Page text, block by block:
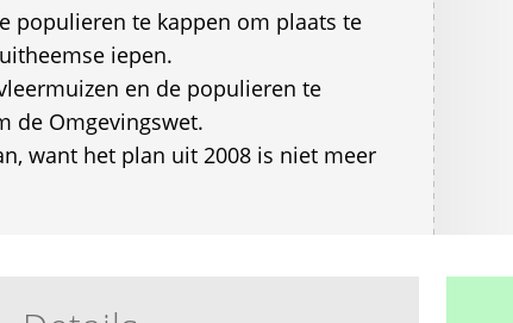
populieren te kappen om plaats te
iepen.
en de populieren te
de Omgevingswet.
want het plan uit 2008 is niet meer